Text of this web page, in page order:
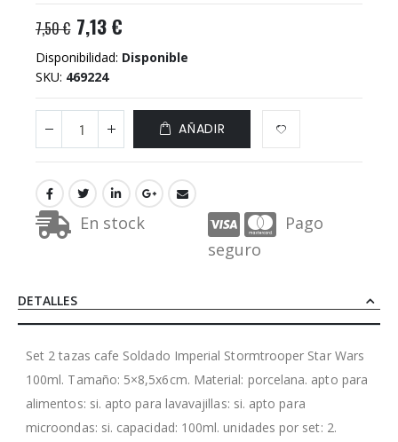
7,50 € 7,13 €
Disponibilidad: Disponible
SKU 469224
AÑADIR
En stock
Pago
seguro
DETALLES
Set 2 tazas cafe Soldado Imperial Stormtrooper Star Wars
100ml. Tamaño: 5×8,5x6cm. Material: porcelana. apto para
alimentos: si. apto para lavavajillas: si. apto para
microondas: si. capacidad: 100ml. unidades por set: 2.